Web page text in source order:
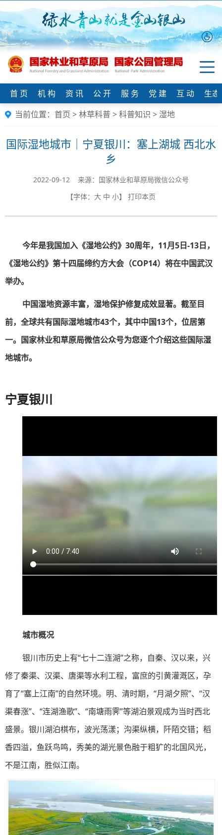
首 页 机 构 资 讯 公 开 服 务 党 建 互 动
生
当前位置： 首页 >林草科普>科普知识 > 湿地
国际湿地城市｜宁夏银川：塞上湖城 西北水
乡
2022-09-12 来源：国家林业和草原局微信公众号
【字体： 大 中 小】 打印本页
今年是我国加入《湿地公约》30周年，11月5日-13日，
《湿地公约》第十四届缔约方大会（COP14）将在中国武汉
举办。
中国湿地资源丰富，湿地保护修复成效显著。截至目
前，全球共有国际湿地城市43个，其中中国13个，位居第
一。国家林业和草原局微信公众号为您逐个介绍这些国际湿
地城市。
宁夏银川
城市概况
银川市历史上有“七十二连湖”之称，自秦、汉以来，兴
修了秦渠、汉渠、唐渠等水利工程，富庶的引黄灌溉区，孕
育了“塞上江南”的自然环境。明、清时期，“月湖夕照”、“汉
渠春涨”、“连湖渔歌”、“南塘雨霁”等湖泊景观成为当时西北
盛景。银川湖泊棋布，波光荡漾；沟渠纵横，阡陌交错；稻
香四溢，鱼跃鸟鸣，秀美的湖光景色融于粗犷的北国风光，
不是江南，胜似江南。